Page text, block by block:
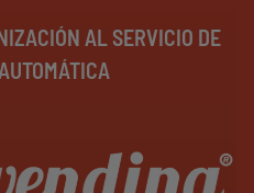
AL SERVICIO DE